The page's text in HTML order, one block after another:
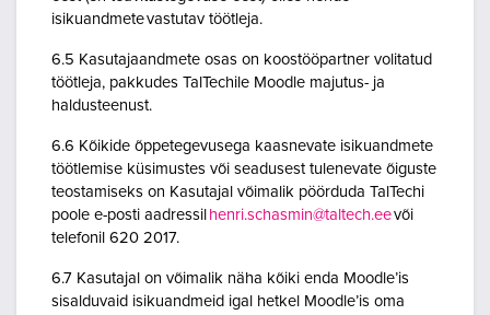
isikuandmete vastutav töötleja.
6.5 Kasutajaandmete osas on koostööpartner volitatud
töötleja, pakkudes TalTechile Moodle majutus- ja
haldusteenust.
6.6 Kõikide õppetegevusega kaasnevate isikuandmete
töötlemise küsimustes või seadusest tulenevate õiguste
teostamiseks on Kasutajal võimalik pöörduda TalTechi
poole e-posti aadressil henri.schasmin@taltech.eevõi
telefonil 620 2017.
6.7 Kasutajal on võimalik näha kõiki enda Moodle’is
sisalduvaid isikuandmeid igal hetkel Moodle’is oma